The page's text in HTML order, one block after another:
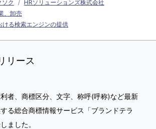
ソク
HRソリューションズ株式会社
、卸売
ける検索エンジンの提供
リース
者、商標区分、文字、称呼(呼称)など最新
る総合商標情報サービス「ブランドテラ
ました。